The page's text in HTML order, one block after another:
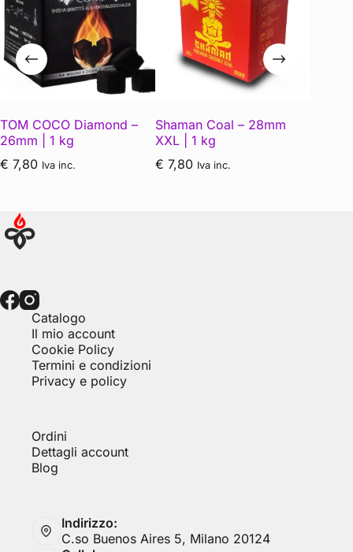
TOM COCO Diamond –
26mm | 1 kg
€ 7,80 Iva inc.
Shaman Coal – 28mm
XXL | 1 kg
€ 7,80 Iva inc.
Catalogo
Il mio account
Cookie Policy
Termini e condizioni
Privacy e policy
Ordini
Dettagli account
Blog
Indirizzo:
C.so Buenos Aires 5, Milano 20124